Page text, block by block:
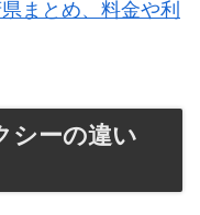
まとめ、料金や利
シーの違い